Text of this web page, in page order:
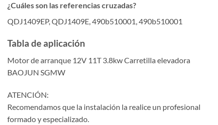
¿Cuáles son las referencias cruzadas?
QDJ1409EP, QDJ1409E, 490b510001, 490b510001
Tabla de aplicación
Motor de arranque 12V 11T 3.8kw Carretilla elevadora
BAOJUN SGMW
ATENCIÓN:
Recomendamos que la instalación la realice un profesional
formado y especializado.